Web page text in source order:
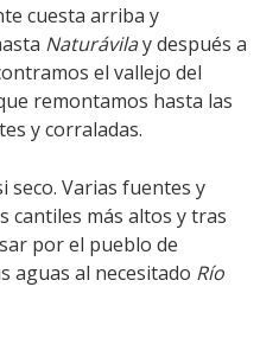
cuesta arriba y
Naturávilay después a
el vallejo del
remontamos hasta las
y corraladas.
seco. Varias fuentes y
cantiles más altos y tras
por el pueblo de
aguas al necesitado Río